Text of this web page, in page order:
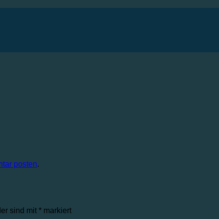
posten.
sind mit * markiert